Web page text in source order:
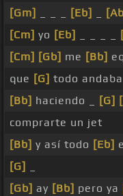
[Gm] [Eb]
[Cm] yo [Eb]
[Cm] [Gb] me [Bb]
que [G] todo
[Bb] haciendo _ [G]
comprarte un jet
[Bb] y así todo [Eb]
[G]
[Gb] ay [Bb] pero ya